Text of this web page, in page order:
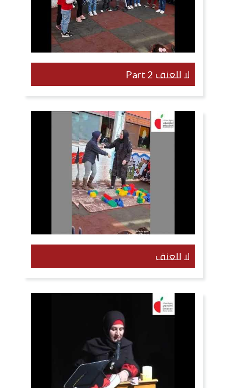
لا للعنف Part 2
لا للعنف